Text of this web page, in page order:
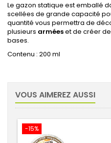
Le gazon statique est emballé
scellées de grande capacité
quantité vous permettra de
plusieurs arméeset de créer
bases.
Contenu : 200 ml
VOUS AIMEREZ AUSSI
-15%